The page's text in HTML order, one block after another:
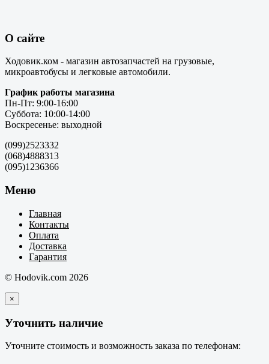
О сайте
Ходовик.ком - магазин автозапчастей на грузовые,
микроавтобусы и легковые автомобили.
График работы магазина
Пн-Пт: 9:00-16:00
Суббота: 10:00-14:00
Воскресенье: выходной
(099)2523332
(068)4888313
(095)1236366
Меню
Главная
Контакты
Оплата
Доставка
Гарантия
© Hodovik.com 2026
×
Уточнить наличие
Уточните стоимость и возможность заказа по телефонам: